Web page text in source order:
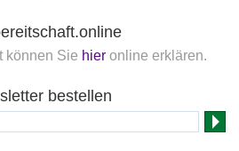
können Sie hier online erklären.
bestellen